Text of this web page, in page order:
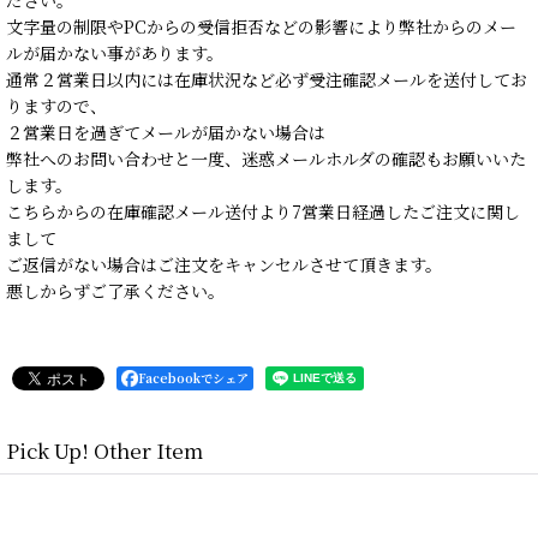
文字量の制限やPCからの受信拒否などの影響により弊社からのメー
ルが届かない事があります。
通常２営業日以内には在庫状況など必ず受注確認メールを送付してお
りますので、
２営業日を過ぎてメールが届かない場合は
弊社へのお問い合わせと一度、迷惑メールホルダの確認もお願いいた
します。
こちらからの在庫確認メール送付より7営業日経過したご注文に関し
まして
ご返信がない場合はご注文をキャンセルさせて頂きます。
悪しからずご了承ください。
Facebookでシェア
Pick Up! Other Item